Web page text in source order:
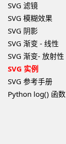
SVG 滤镜
SVG 模糊效果
SVG 阴影
SVG 渐变 - 线性
SVG 渐变- 放射性
SVG 实例
SVG 参考手册
Python log() 函数